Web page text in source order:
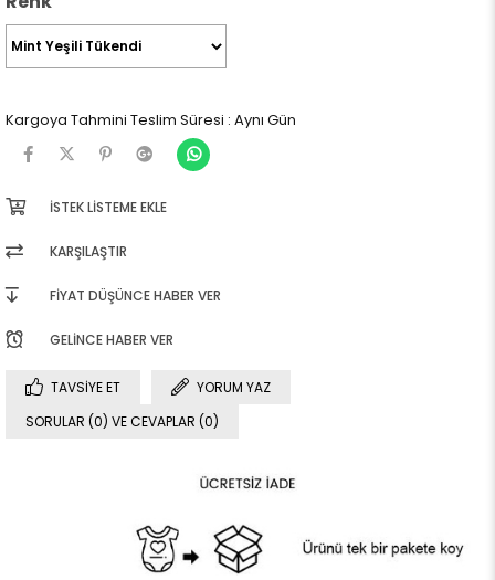
Kargoya Tahmini Teslim Süresi : Aynı Gün
İSTEK LISTEME EKLE
KARŞILAŞTIR
FIYAT DÜŞÜNCE HABER VER
GELINCE HABER VER
TAVSIYE ET
YORUM YAZ
SORULAR (0) VE CEVAPLAR (0)